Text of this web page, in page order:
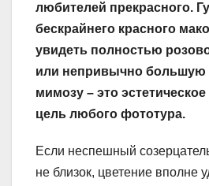
любителей прекрасного.
бескрайнего красного
увидеть полностью
или непривычно большую
мимозу – это
цель любого фототура.
Если неспешный
не близок, цветение вполне